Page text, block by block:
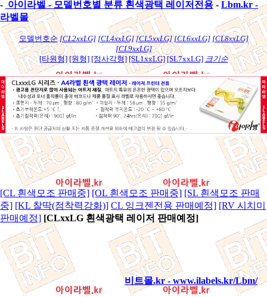
- 아이라벨 - 모델번호별 분류 흰색광택 레이저전용 - Lbm.kr -
라벨몰
모델번호순 [CL2xxLG] [CL4xxLG] [CL5xxLG] [CL6xxLG] [CL8xxLG]
[CL9xxLG]
[타원형] [원형] [정사각형] [SL1xxLG] [SL7xxLG] 크기순
[CL 흰색모조 판매중] [OL 흰색모조 판매중] [SL 흰색모조 판매
중] [KL 찰딱(점착력강화)] CL 잉크젠전용 판매예정] [RV 시치미
판매예정] [CLxxLG 흰색광택 레이저 판매예정]
비트몰.kr - www.ilabels.kr/Lbm/